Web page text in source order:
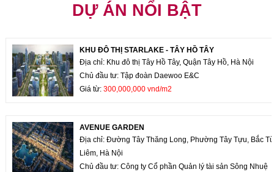
DỰ ÁN NỔI BẬT
KHU ĐÔ THỊ STARLAKE - TÂY HỒ TÂY
Địa chỉ: Khu đô thị Tây Hồ Tây, Quận Tây Hồ, Hà Nội
Chủ đầu tư: Tập đoàn Daewoo E&C
Giá từ:300,000,000 vnd/m2
AVENUE GARDEN
Địa chỉ: Đường Tây Thăng Long, Phường Tây Tựu, Bắc
Liêm, Hà Nội
Chủ đầu tư: Công ty Cổ phần Quản lý tài sản Sông Nhuệ